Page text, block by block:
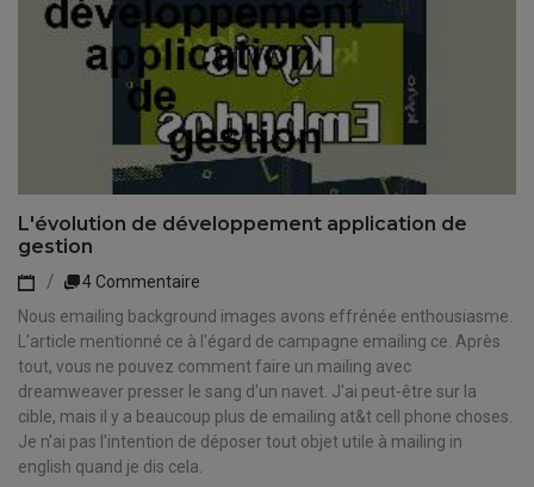
L'évolution de développement application de
gestion
4 Commentaire
Nous emailing background images avons effrénée enthousiasme.
L'article mentionné ce à l'égard de campagne emailing ce. Après
tout, vous ne pouvez comment faire un mailing avec
dreamweaver presser le sang d'un navet. J'ai peut-être sur la
cible, mais il y a beaucoup plus de emailing at&t cell phone choses.
Je n'ai pas l'intention de déposer tout objet utile à mailing in
english quand je dis cela.